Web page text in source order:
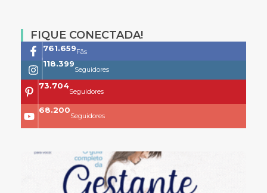
FIQUE CONECTADA!
761.659Fãs
118.399
Seguidores
73.704
Seguidores
68.200
Seguidores